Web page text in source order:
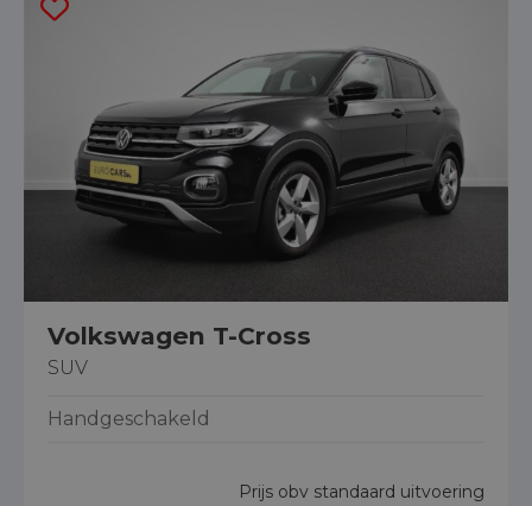
Volkswagen T-Cross
SUV
Handgeschakeld
Prijs obv standaard uitvoering